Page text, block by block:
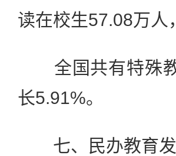
读在校生57.08万人
全国共有特殊教
长5.91%。
七、民办教育发